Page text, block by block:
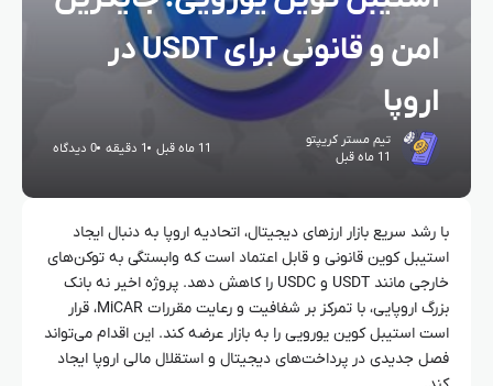
امن و قانونی برای USDT در
اروپا
تیم مستر کریپتو
11 ماه قبل
11 ماه قبل 1 دقیقه 0 دیدگاه
با رشد سریع بازار ارزهای دیجیتال، اتحادیه اروپا به دنبال ایجاد
استیبل کوین قانونی و قابل اعتماد است که وابستگی به توکن‌های
خارجی مانند USDT و USDC را کاهش دهد. پروژه اخیر نه بانک
بزرگ اروپایی، با تمرکز بر شفافیت و رعایت مقررات MiCAR، قرار
است استیبل کوین یورویی را به بازار عرضه کند. این اقدام می‌تواند
فصل جدیدی در پرداخت‌های دیجیتال و استقلال مالی اروپا ایجاد